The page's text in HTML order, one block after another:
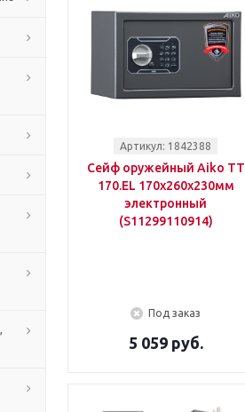
Артикул: 1842388
Сейф оружейный Aiko TT
170.EL 170x260x230мм
электронный
(S11299110914)
Под заказ
5 059 руб.